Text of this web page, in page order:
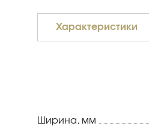
Характеристики
Ширина, мм